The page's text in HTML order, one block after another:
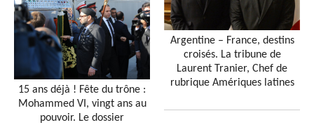
15 ans déjà ! Fête du trône :
Mohammed VI, vingt ans au
pouvoir. Le dossier
Argentine – France, destins
croisés. La tribune de
Laurent Tranier, Chef de
rubrique Amériques latines